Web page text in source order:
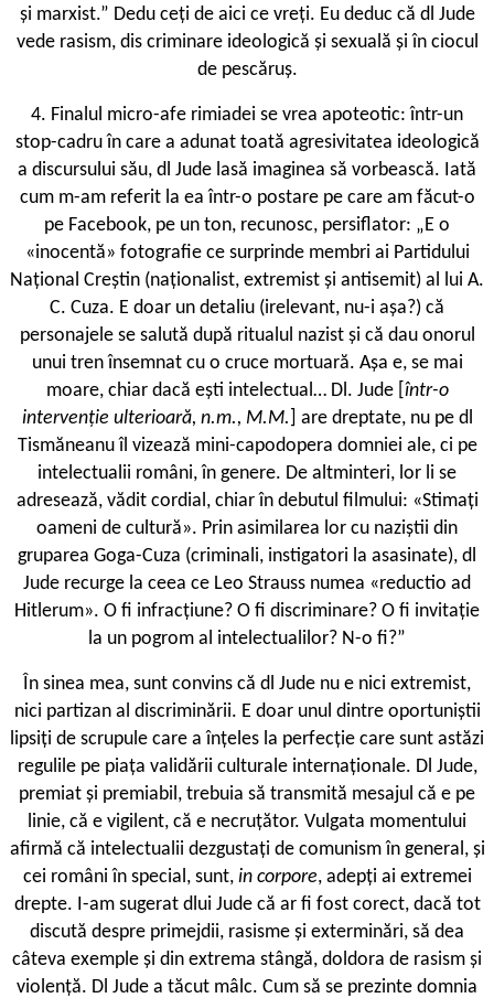
și marxist.” Dedu ­ceți de aici ce vreți. Eu deduc că dl Jude
vede rasism, dis ­criminare ideologică și sexuală și în ciocul
de pescăruș.
4. Finalul micro-afe ­rimiadei se vrea apoteotic: într-un
stop-cadru în care a adunat toată agresivitatea ideologică
a discursului său, dl Jude lasă imaginea să vorbească. Iată
cum m-am referit la ea într-o postare pe care am făcut-o
pe Facebook, pe un ton, recunosc, persiflator: „E o
«inocentă» fotografie ce surprinde membri ai Partidului
Național Creștin (naționalist, extremist și antisemit) al lui A.
C. Cuza. E doar un detaliu (irelevant, nu-i așa?) că
personajele se salută după ritualul nazist și că dau onorul
unui tren însemnat cu o cruce mortuară. Așa e, se mai
moare, chiar dacă ești intelectual… Dl. Jude [ într-o
intervenție ulterioară, n.m., M.M. ] are dreptate, nu pe dl
Tismăneanu îl vizează mini-capodopera domniei ale, ci pe
intelectualii români, în genere. De altminteri, lor li se
adresează, vădit cordial, chiar în debutul filmului: «Stimați
oameni de cultură». Prin asimilarea lor cu naziștii din
gruparea Goga-Cuza (criminali, instigatori la asasinate), dl
Jude recurge la ceea ce Leo Strauss numea «reductio ad
Hitlerum». O fi infracțiune? O fi discriminare? O fi invitație
la un pogrom al intelectualilor? N-o fi?”
În sinea mea, sunt convins că dl Jude nu e nici extremist,
nici partizan al discriminării. E doar unul dintre oportuniștii
lipsiți de scrupule care a înțeles la perfecție care sunt astăzi
regulile pe piața validării culturale internaționale. Dl Jude,
premiat și premiabil, trebuia să transmită mesajul că e pe
linie, că e vigilent, că e necruțător. Vulgata momentului
afirmă că intelectualii dezgustați de comunism în general, și
cei români în special, sunt, in corpore, adepți ai extremei
drepte. I-am sugerat dlui Jude că ar fi fost corect, dacă tot
discută despre primejdii, rasisme și exterminări, să dea
câteva exemple și din extrema stângă, doldora de rasism și
violență. Dl Jude a tăcut mâlc. Cum să se prezinte domnia